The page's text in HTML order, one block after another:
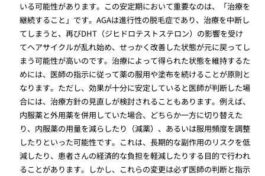
いる可能性があります。この安定期において重要なのは、「治療を
継続すること」です。AGAは進行性の脱毛症であり、治療を中断し
てしまうと、再びDHT（ジヒドロテストステロン）の影響を受け
てヘアサイクルが乱れ始め、せっかく改善した状態が元に戻ってし
まう可能性が高いのです。治療によって得られた状態を維持するた
めには、医師の指示に従って薬の服用や塗布を続けることが原則と
なります。ただし、効果が十分に安定していると医師が判断した場
合には、治療方針の見直しが検討されることもあります。例えば、
内服薬と外用薬を併用していた場合、どちらか一方に切り替えた
り、内服薬の用量を減らしたり（減薬）、あるいは服用頻度を調整
したりといった可能性です。これは、長期的な副作用のリスクを低
減したり、患者さんの経済的な負担を軽減したりする目的で行われ
ることがあります。しかし、これらの変更は必ず医師の判断と指示